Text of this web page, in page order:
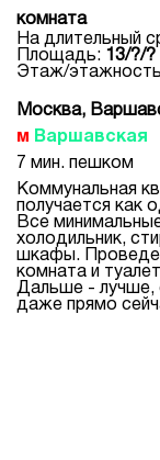
комната
На длительный
Площадь: 13/?/?
Этаж/
Москва,
Варшавская
7 мин. пешком
Коммунальная
получается как
Все
холодильник,
шкафы.
комната и
Дальше - лучше,
даже прямо